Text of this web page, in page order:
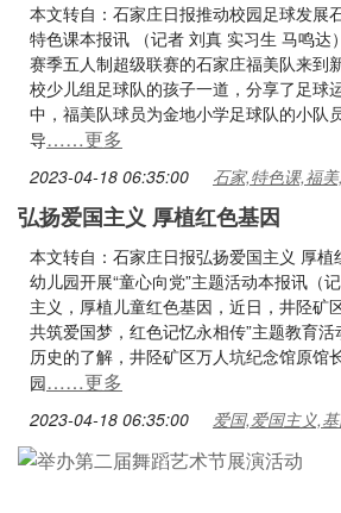
本文转自：石家庄日报推动校园足球发展
特色课本报讯 （记者 刘真 实习生 马鸣达
赛季五人制超级联赛的石家庄福美队来到
校少儿组足球队的孩子一道，分享了足球
中，福美队球员为金地小学足球队的小队
导……更多
2023-04-18 06:35:00 石家,特色课,福
弘扬爱国主义 厚植红色基因
本文转自：石家庄日报弘扬爱国主义 厚植
幼儿园开展“童心向党”主题活动本报讯（
主义，厚植儿童红色基因，近日，井陉矿
共筑爱国梦，红色记忆永相传”主题教育
历史的了解，井陉矿区万人坑纪念馆原馆
园……更多
2023-04-18 06:35:00 爱国,爱国主义,